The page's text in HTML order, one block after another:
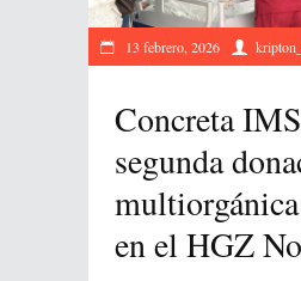
13 febrero, 2026
Concreta
segunda
en el HGZ